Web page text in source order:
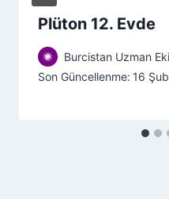
Plüton 12. Evde
Burcistan Uzman
Son Güncellenme: 16